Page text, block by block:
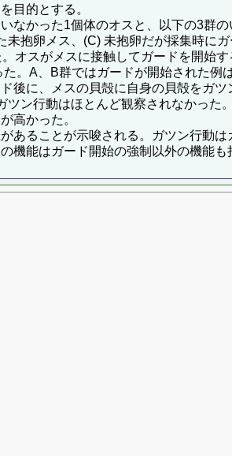
目的とする。
なかった1個体のオスと、以下の3群
抱卵メス、(C) 未抱卵だが採集時に
オスがメスに接触してガードを開始
。A、B群ではガードが開始された
後に、メスの貝殻に自身の貝殻をガ
ン行動はほとんど観察されなかっ
高かった。
あることが示唆される。ガツン行動
機能はガード開始の強制以外の機能も